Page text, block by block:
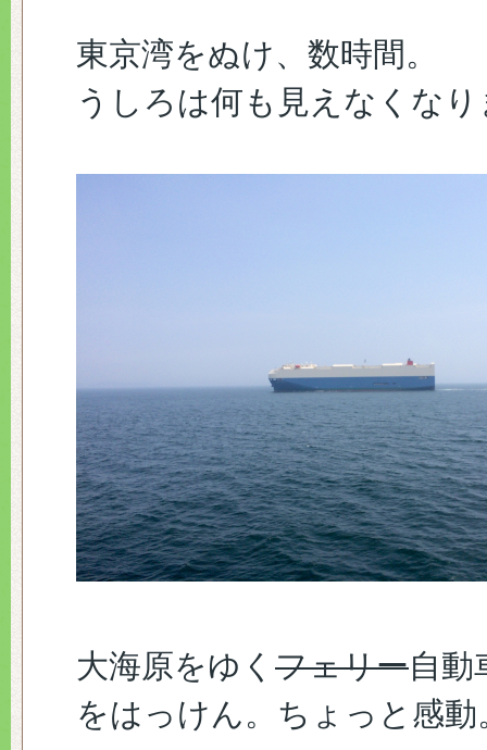
東京湾をぬけ、数時間。
うしろは何も見えなくな
大海原をゆく フェリー自動
をはっけん。ちょっと感動